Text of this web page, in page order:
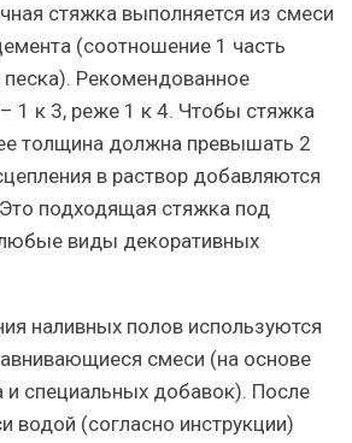
стяжка выполняется из смеси
(соотношение 1 часть
песка). Рекомендованное
1 к 3, реже 1 к 4. Чтобы стяжка
толщина должна превышать 2
в раствор добавляются
подходящая стяжка под
виды декоративных
наливных полов используются
смеси (на основе
и специальных добавок). После
водой (согласно инструкции)